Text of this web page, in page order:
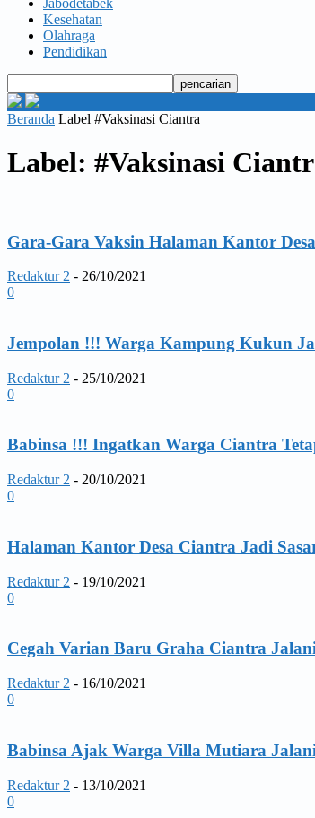
Jabodetabek
Kesehatan
Olahraga
Pendidikan
Beranda Label #Vaksinasi Ciantra
Label: #Vaksinasi
Gara-Gara Vaksin Halaman Kantor
Redaktur 2 - 26/10/2021
0
Jempolan !!! Warga Kampung Kukun
Redaktur 2 - 25/10/2021
0
Babinsa !!! Ingatkan Warga Ciantra
Redaktur 2 - 20/10/2021
0
Halaman Kantor Desa Ciantra Jadi
Redaktur 2 - 19/10/2021
0
Cegah Varian Baru Graha Ciantra
Redaktur 2 - 16/10/2021
0
Babinsa Ajak Warga Villa Mutiara
Redaktur 2 - 13/10/2021
0